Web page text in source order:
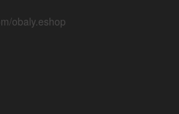
obaly.eshop